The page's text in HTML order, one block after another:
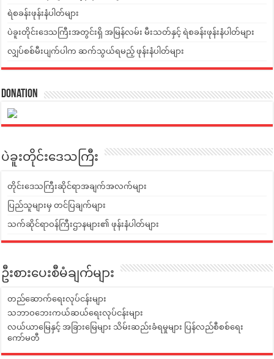
ရဲစခန်းဖုန်းနံပါတ်များ
ပဲခူးတိုင်းဒေသကြီးအတွင်းရှိ အမြန်လမ်း မီးသတ်နှင့် ရဲစခန်းဖုန်းနံပါတ်များ
လျှပ်စစ်မီးပျက်ပါက ဆက်သွယ်ရမည့် ဖုန်းနံပါတ်များ
Donation
ပဲခူးတိုင်းဒေသကြီး
တိုင်းဒေသကြီးဆိုင်ရာအချက်အလက်များ
ပြည်သူများမှ တင်ပြချက်များ
သက်ဆိုင်ရာဝန်ကြီးဌာနများ၏ ဖုန်းနံပါတ်များ
ဦးစားပေးစီမံချက်များ
တည်ဆောက်ရေးလုပ်ငန်းများ
သဘာဝဘေးကယ်ဆယ်ရေးလုပ်ငန်းများ
လယ်ယာမြေနှင့် အခြားမြေများ သိမ်းဆည်းခံရမှုများ ပြန်လည်စီစစ်ရေး
ကော်မတီ